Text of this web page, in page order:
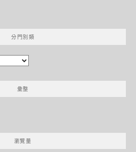
分門別類
彙整
瀏覽量